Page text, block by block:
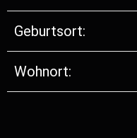
Geburtsort:
Wohnort: